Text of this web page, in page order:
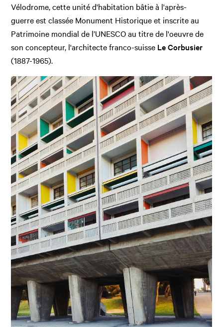
Vélodrome, cette unité d'habitation bâtie à l'après-
guerre est classée Monument Historique et inscrite au
Patrimoine mondial de l’UNESCO au titre de l'oeuvre de
son concepteur, l'architecte franco-suisse Le Corbusier
(1887-1965).